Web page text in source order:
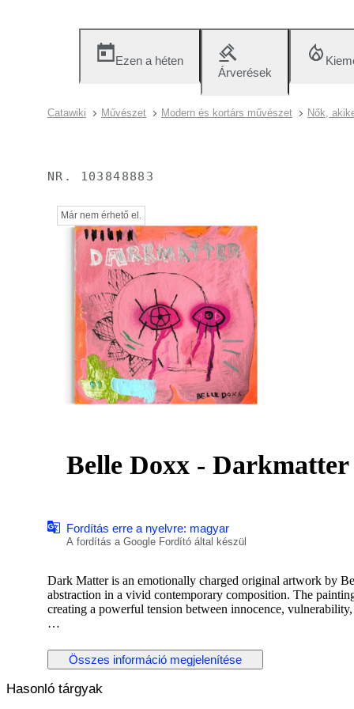
Ezen a héten
Árverések
Catawiki Művészet Modern és kortárs művészet Nők,
NR. 103848883
Már nem érhető el.
Belle Doxx - Darkmatter
Fordítás erre a nyelvre: magyar
A fordítás a Google Fordító által készül
Dark Matter is an emotionally charged original artwork by
abstraction in a vivid contemporary composition. The
creating a powerful tension between innocence,
maintaining a deeply introspective atmosphere. The
psychological character, referencing the unseen forces that
Belle Doxx’s spontaneous line work and textured
Összes információ megjelenítése
Hasonló tárgyak